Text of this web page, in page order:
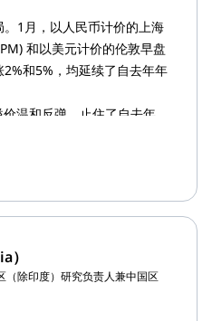
1月，以人民币计价的上海
和以美元计价的伦敦早盘
和5%，均延续了自去年年
温和反弹，止住了自去年
原因在于本月强劲的黄金需
历新年月的最高出库量
持仓为48吨（但当时金价
低位
再次增储黄金，这已经
储黄金；与上月相比增储量
）
（除印度）研究负责人兼中国区